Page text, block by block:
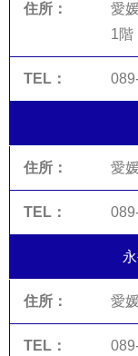
愛
1階
愛
愛